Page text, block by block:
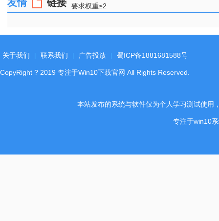
友情 链接 要求权重≥2
关于我们 联系我们 广告投放 蜀ICP备1881681588号
CopyRight ? 2019 专注于Win10下载官网 All Rights Reserved.
本站发布的系统与软件仅为个人学习测试使用
专注于win10